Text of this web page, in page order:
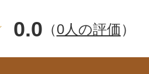
0.0 （0人の評価）